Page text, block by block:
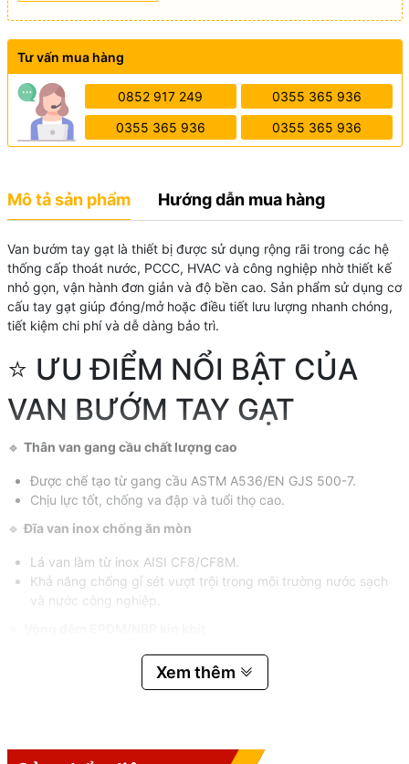
Tư vấn mua hàng
0852 917 249 0355 365 936
0355 365 936 0355 365 936
Mô tả sản phẩm Hướng dẫn mua hàng
Van bướm tay gạt là thiết bị được sử dụng rộng rãi trong các hệ
thống cấp thoát nước, PCCC, HVAC và công nghiệp nhờ thiết kế
nhỏ gọn, vận hành đơn giản và độ bền cao. Sản phẩm sử dụng cơ
cấu tay gạt giúp đóng/mở hoặc điều tiết lưu lượng nhanh chóng,
tiết kiệm chi phí và dễ dàng bảo trì.
⭐ ƯU ĐIỂM NỔI BẬT CỦA
VAN BƯỚM TAY GẠT
🔹 Thân van gang cầu chất lượng cao
Được chế tạo từ gang cầu ASTM A536/EN GJS 500-7.
Chịu lực tốt, chống va đập và tuổi thọ cao.
🔹Đĩa van inox chống ăn mòn
Lá van làm từ inox AISI CF8/CF8M.
Khả năng chống gỉ sét vượt trội trong môi trường nước sạch
và nước công nghiệp.
Được đúc trực tiếp trong thân van.
Đảm bảo độ kín cao, hạn chế rò rỉ.
Xem thêm